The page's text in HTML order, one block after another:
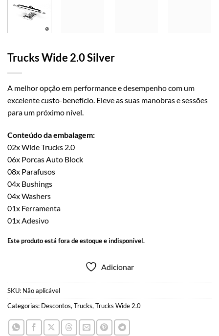
Trucks Wide 2.0 Silver
A melhor opção em performance e desempenho com um
excelente custo-benefício. Eleve as suas manobras e sessões
para um próximo nível.
Conteúdo da embalagem:
02x Wide Trucks 2.0
06x Porcas Auto Block
08x Parafusos
04x Bushings
04x Washers
01x Ferramenta
01x Adesivo
Este produto está fora de estoque e indisponível.
Adicionar
SKU: Não aplicável
Categorias: Descontos, Trucks, Trucks Wide 2.0